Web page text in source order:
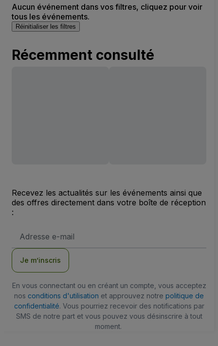
Aucun événement dans vos filtres, cliquez pour voir
tous les événements.
Réinitialiser les filtres
Récemment consulté
Recevez les actualités sur les événements ainsi que
des offres directement dans votre boîte de réception
:
e-
Je m’inscris
En vous connectant ou en créant un compte, vous acceptez
nos conditions d'utilisation et approuvez notre politique de
confidentialité. Vous pourriez recevoir des notifications par
SMS de notre part et vous pouvez vous désinscrire à tout
moment.